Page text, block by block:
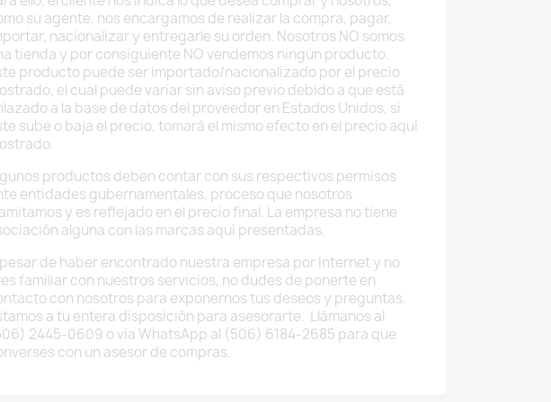
su agente, nos encargamos de realizar la compra, pagar,
nacionalizar y entregarle su orden. Nosotros NO somos
tienda y por consiguiente NO vendemos ningún producto.
producto puede ser importado/nacionalizado por el precio
el cual puede variar sin aviso previo debido a que está
a la base de datos del proveedor en Estados Unidos, si
sube o baja el precio, tomará el mismo efecto en el precio aquí
productos deben contar con sus respectivos permisos
entidades gubernamentales, proceso que nosotros
y es reflejado en el precio final. La empresa no tiene
alguna con las marcas aquí presentadas.
de haber encontrado nuestra empresa por Internet y no
familiar con nuestros servicios, no dudes de ponerte en
con nosotros para exponernos tus deseos y preguntas.
a tu entera disposición para asesorarte. Llámanos al
2445-0609 o via WhatsApp al (506) 6184-2685 para que
con un asesor de compras.